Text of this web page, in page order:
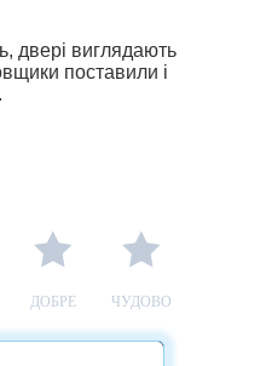
двері виглядають
поставили і
ДОБРЕ ЧУДОВО